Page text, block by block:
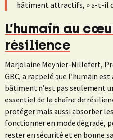
bâtiment attractifs, » a-t-il
L’humain au
résilience
Marjolaine Meynier-Millefert,
GBC, a rappelé que l’humain
bâtiment n’est pas seulement
essentiel de la chaîne de
protéger mais aussi absorber
fonctionner en mode dégradé,
rester en sécurité et en bonne